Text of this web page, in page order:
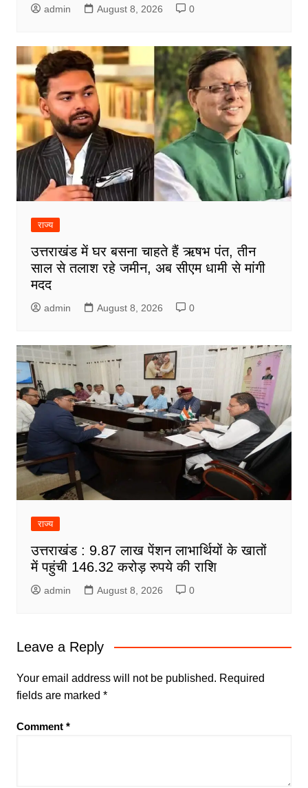
admin August 8, 2026 0
राज्य
उत्तराखंड में घर बसना चाहते हैं ऋषभ पंत, तीन
साल से तलाश रहे जमीन, अब सीएम धामी से मांगी
मदद
admin August 8, 2026 0
राज्य
उत्तराखंड : 9.87 लाख पेंशन लाभार्थियों के खातों
में पहुंची 146.32 करोड़ रुपये की राशि
admin August 8, 2026 0
Leave a Reply
Your email address will not be published. Required
fields are marked *
Comment *